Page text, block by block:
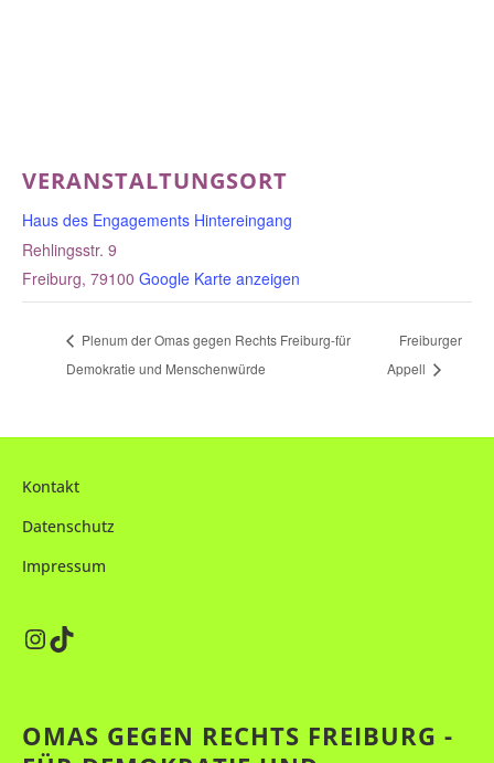
VERANSTALTUNGSORT
Haus des Engagements Hintereingang
Rehlingsstr. 9
Freiburg, 79100 Google Karte anzeigen
Plenum der Omas gegen Rechts Freiburg-für
Demokratie und Menschenwürde
Freiburger
Appell
Kontakt
Datenschutz
Impressum
Instagram
TikTok
OMAS GEGEN RECHTS FREIBURG -